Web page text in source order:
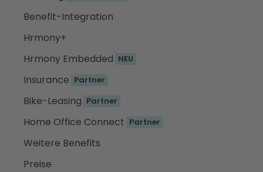
Benefit-Integration
Hrmony+
Hrmony Embedded NEU
Insurance Partner
Bike-Leasing Partner
Home Office Connect Partner
Weitere Benefits
Preise